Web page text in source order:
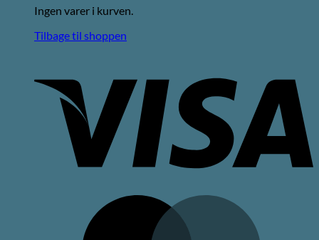
Ingen varer i kurven.
Tilbage til shoppen